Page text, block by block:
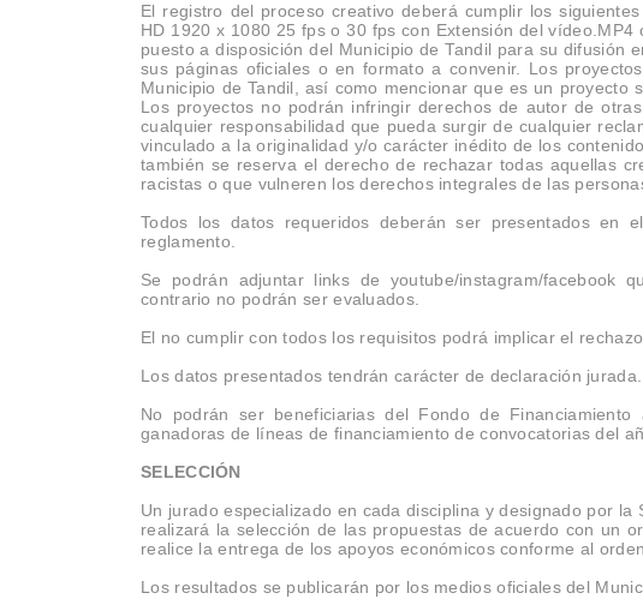
El registro del proceso creativo deberá cumplir los
HD 1920 x 1080 25 fps o 30 fps con Extensión del
puesto a disposición del Municipio de Tandil para su difusión
sus páginas oficiales o en formato a convenir. Los
Municipio de Tandil, así como mencionar que es un proyecto
Los proyectos no podrán infringir derechos de autor de
cualquier responsabilidad que pueda surgir de cualquier
vinculado a la originalidad y/o carácter inédito de los
también se reserva el derecho de rechazar todas aquellas
racistas o que vulneren los derechos integrales de las
Todos los datos requeridos deberán ser presentados
reglamento.
Se podrán adjuntar links de youtube/instagram/facebook
contrario no podrán ser evaluados.
El no cumplir con todos los requisitos podrá implicar el
Los datos presentados tendrán carácter de declaración jurada.
No podrán ser beneficiarias del Fondo de
ganadoras de líneas de financiamiento de convocatorias del
SELECCIÓN
Un jurado especializado en cada disciplina y designado por
realizará la selección de las propuestas de acuerdo con un
realice la entrega de los apoyos económicos conforme al
Los resultados se publicarán por los medios oficiales del